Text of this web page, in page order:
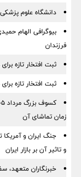
دانشگاه علوم
بیوگرافی الهام
فرزندان
ثبت افتخار تازه
ثبت افتخار تازه
زمان تماشای آن
و تاثیر آن بر بازار ایران
خبرنگاران متعهد،